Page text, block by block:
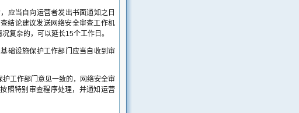
应当自向运营者发出书面通知之日
结论建议发送网络安全审查工作机
复杂的，可以延长15个工作日。
础设施保护工作部门应当自收到审
工作部门意见一致的，网络安全审
照特别审查程序处理，并通知运营